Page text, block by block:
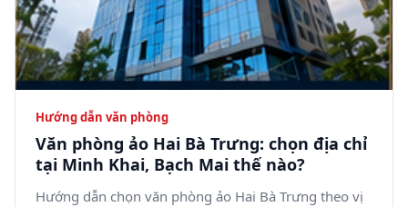
Hướng dẫn văn phòng
Văn phòng ảo Hai Bà Trưng: chọn địa chỉ
tại Minh Khai, Bạch Mai thế nào?
Hướng dẫn chọn văn phòng ảo Hai Bà Trưng theo vị